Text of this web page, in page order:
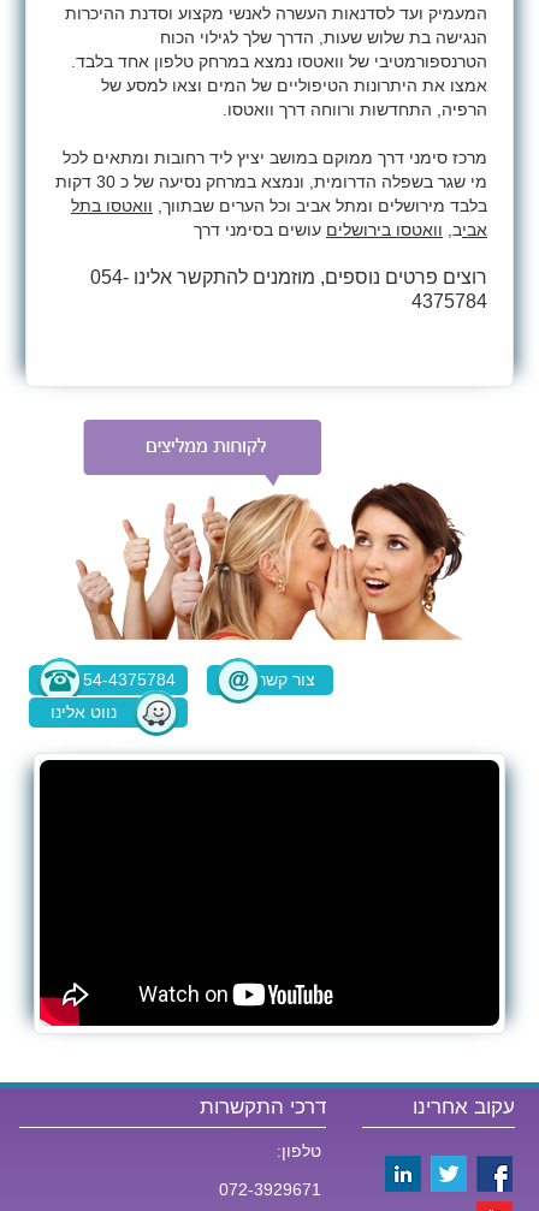
המעמיק ועד לסדנאות העשרה לאנשי מקצוע וסדנת ההיכרות
הנגישה בת שלוש שעות, הדרך שלך לגילוי הכוח
הטרנספורמטיבי של וואטסו נמצא במרחק טלפון אחד בלבד.
אמצו את היתרונות הטיפוליים של המים וצאו למסע של
הרפיה, התחדשות ורווחה דרך וואטסו.
מרכז סימני דרך ממוקם במושב יציץ ליד רחובות ומתאים לכל
מי שגר בשפלה הדרומית, ונמצא במרחק נסיעה של כ 30 דקות
בלבד מירושלים ומתל אביב וכל הערים שבתווך, וואטסו בתל
אביב, וואטסו בירושלים עושים בסימני דרך
רוצים פרטים נוספים, מוזמנים להתקשר אלינו 054-
4375784
054-4375784
צור קשר
נווט אלינו
עקוב אחרינו דרכי התקשרות
טלפון:
072-3929671